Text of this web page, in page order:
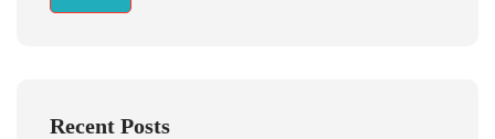
Recent Posts